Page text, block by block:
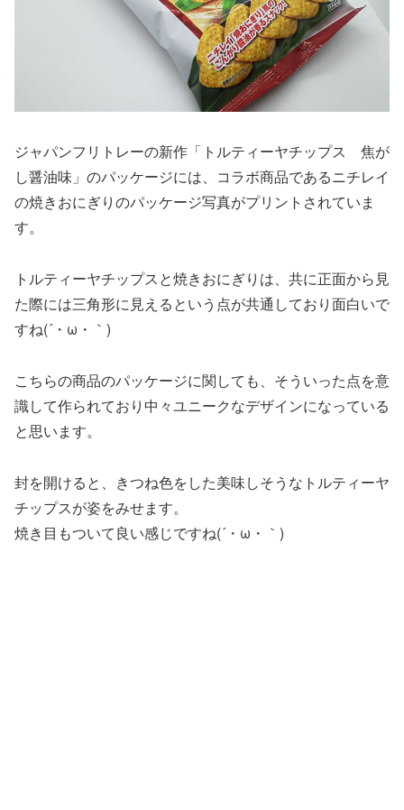
ジャパンフリトレーの新作「トルティーヤチップス 焦が
し醤油味」のパッケージには、コラボ商品であるニチレイ
の焼きおにぎりのパッケージ写真がプリントされていま
す。
トルティーヤチップスと焼きおにぎりは、共に正面から見
た際には三角形に見えるという点が共通しており面白いで
すね(´・ω・｀)
こちらの商品のパッケージに関しても、そういった点を意
識して作られており中々ユニークなデザインになっている
と思います。
封を開けると、きつね色をした美味しそうなトルティーヤ
チップスが姿をみせます。
焼き目もついて良い感じですね(´・ω・｀)